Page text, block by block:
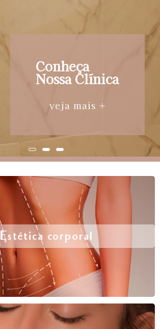
Conheça
Nossa Clínica
veja mais +
Estética corporal